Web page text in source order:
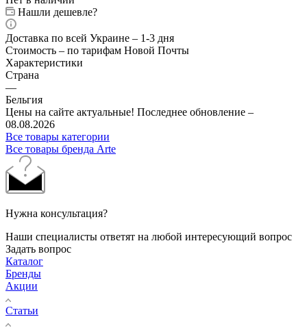
Нашли дешевле?
Доставка по всей Украине – 1-3 дня
Стоимость – по тарифам Новой Почты
Характеристики
Страна
—
Бельгия
Цены на сайте актуальные! Последнее обновление –
08.08.2026
Все товары категории
Все товары бренда Arte
Нужна консультация?
Наши специалисты ответят на любой интересующий вопрос
Задать вопрос
Каталог
Бренды
Акции
Статьи